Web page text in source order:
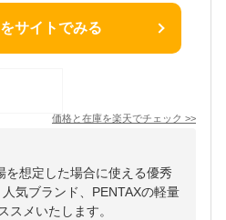
サイトでみる
価格と在庫を楽天でチェック >>
を想定した場合に使える優秀
気ブランド、PENTAXの軽量
スメいたします。